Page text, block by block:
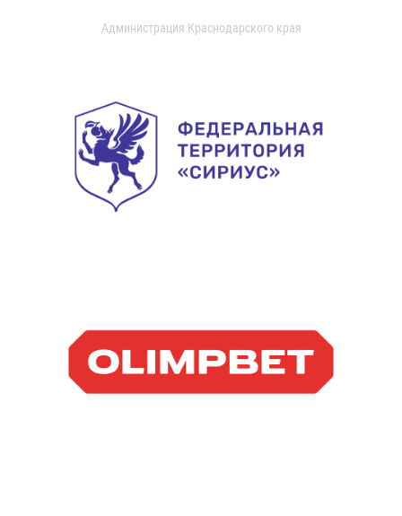
Администрация Краснодарского края